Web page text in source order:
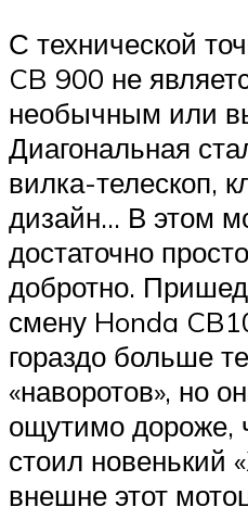
С технической
CB 900 не
необычным или
Диагональная
вилка-телескоп,
дизайн… В этом
достаточно
добротно.
смену Honda
гораздо больше
«наворотов», но
ощутимо дороже,
стоил новенький
внешне этот